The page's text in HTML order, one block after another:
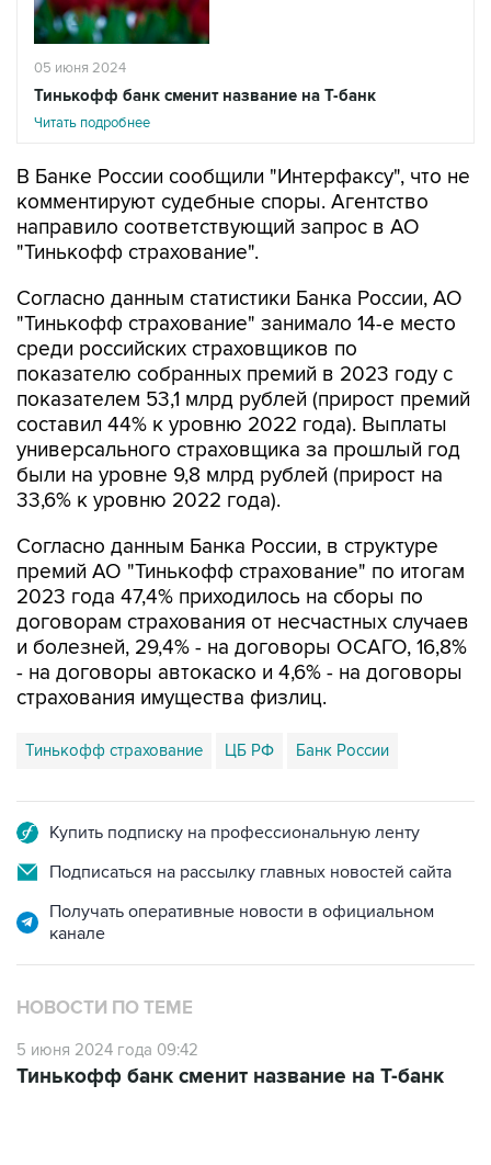
05 июня 2024
Тинькофф банк сменит название на Т-банк
Читать подробнее
В Банке России сообщили "Интерфаксу", что не
комментируют судебные споры. Агентство
направило соответствующий запрос в АО
"Тинькофф страхование".
Согласно данным статистики Банка России, АО
"Тинькофф страхование" занимало 14-е место
среди российских страховщиков по
показателю собранных премий в 2023 году с
показателем 53,1 млрд рублей (прирост премий
составил 44% к уровню 2022 года). Выплаты
универсального страховщика за прошлый год
были на уровне 9,8 млрд рублей (прирост на
33,6% к уровню 2022 года).
Согласно данным Банка России, в структуре
премий АО "Тинькофф страхование" по итогам
2023 года 47,4% приходилось на сборы по
договорам страхования от несчастных случаев
и болезней, 29,4% - на договоры ОСАГО, 16,8%
- на договоры автокаско и 4,6% - на договоры
страхования имущества физлиц.
Тинькофф страхование ЦБ РФ Банк России
Купить подписку на профессиональную ленту
Подписаться на рассылку главных новостей сайта
Получать оперативные новости в официальном
канале
НОВОСТИ ПО ТЕМЕ
5 июня 2024 года 09:42
Тинькофф банк сменит название на Т-банк